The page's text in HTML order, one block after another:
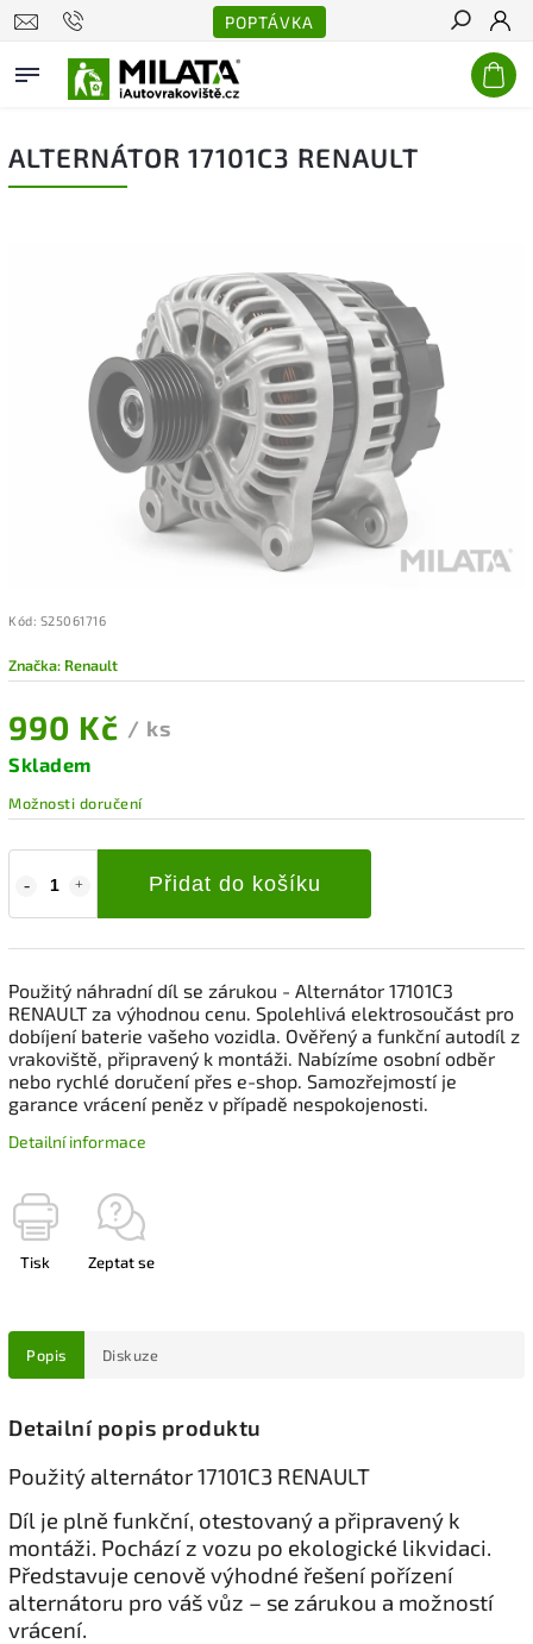
POPTÁVKA
Hledat
ALTERNÁTOR 17101C3 RENAULT
Kód: S25061716
Značka: Renault
990 Kč / ks
Skladem
Možnosti doručení
Přidat do košíku
Použitý náhradní díl se zárukou - Alternátor 17101C3
RENAULT za výhodnou cenu. Spolehlivá elektrosoučást pro
dobíjení baterie vašeho vozidla. Ověřený a funkční autodíl z
vrakoviště, připravený k montáži. Nabízíme osobní odběr
nebo rychlé doručení přes e-shop. Samozřejmostí je
garance vrácení peněz v případě nespokojenosti.
Detailní informace
Tisk Zeptat se
Popis Diskuze
Detailní popis produktu
Použitý alternátor 17101C3 RENAULT
Díl je plně funkční, otestovaný a připravený k
montáži. Pochází z vozu po ekologické likvidaci.
Představuje cenově výhodné řešení pořízení
alternátoru pro váš vůz – se zárukou a možností
vrácení.